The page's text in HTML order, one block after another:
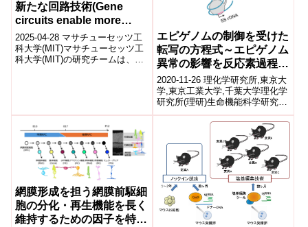
新たな回路技術(Gene
circuits enable more
precise control of gene
therapy)
2025-04-28 マサチューセッツ工
科大学(MIT)マサチューセッツ工
科大学(MIT)の研究チームは、遺
エピゲノムの制御を受けた
転写の方程式～エピゲノム
異常の影響を反応素過程ご
とに理解する～
2020-11-26 理化学研究所,東京大
学,東京工業大学,千葉大学理化学
研究所(理研)生命機能科学研究セ
ンターエピジェネティクス制御
研究チームの梅原崇史チーム...
網膜形成を担う網膜前駆細
胞の分化・再生機能を長く
維持するための因子を特定